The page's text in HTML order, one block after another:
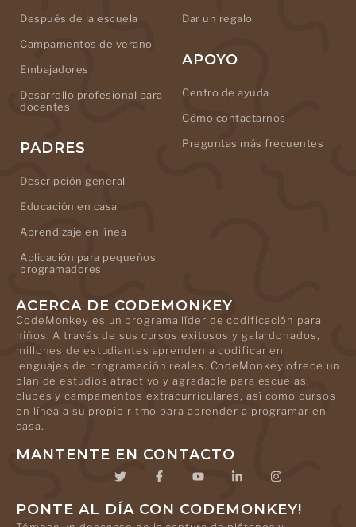
Después de la escuela
Campamentos de verano
Embajadores
Desarrollo profesional para
docentes
PADRES
Descripción general
Educación en casa
Aprendizaje en línea
Aplicación para pequeños
programadores
Dar un regalo
APOYO
Centro de ayuda
Cómo contactarnos
Preguntas más frecuentes
ACERCA DE CODEMONKEY
CodeMonkey es un programa líder de codificación para
niños. A través de sus cursos exitosos y galardonados,
millones de estudiantes aprenden a codificar en
lenguajes de programación reales. CodeMonkey ofrece un
plan de estudios atractivo y agradable para escuelas,
clubes y campamentos extracurriculares, así como cursos
en línea a su propio ritmo para aprender a programar en
casa.
MANTENTE EN CONTACTO
PONTE AL DÍA CON CODEMONKEY!